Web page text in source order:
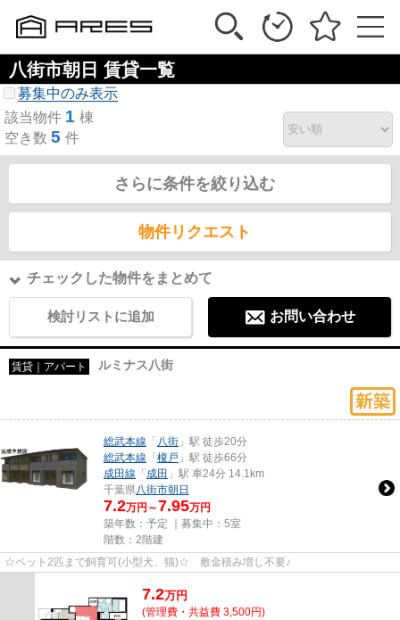
八街市朝日 賃貸一覧
募集中のみ表示
該当物件 1 棟
空き数 5 件
さらに条件を絞り込む
物件リクエスト
チェックした物件をまとめて
検討リストに追加 お問い合わせ
賃貸｜アパート ルミナス八街
総武本線 「 八街 」駅 徒歩20分
総武本線 「榎戸 」駅 徒歩66分
成田線 「成田 」駅 車24分 14.1km
千葉県 八街市朝日
7.2万円～7.95万円
築年数：予定 ｜募集中： 5室
階数：2階建
☆ペット2匹まで飼育可(小型犬、猫)☆ 敷金積み増し不要♪
7.2万円
(管理費・共益費 3,500円)